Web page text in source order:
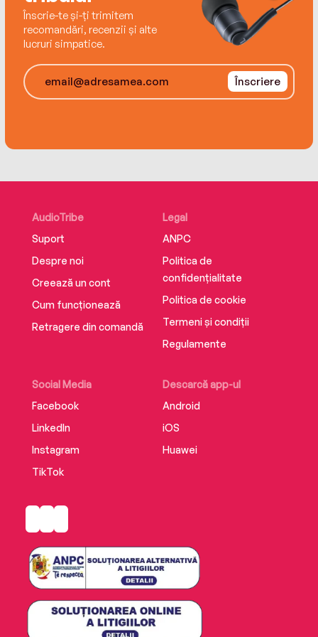
And when his beautiful rebel finds an
unconventional cause, Lockwood has to decide
if he’s willing to sacrifice everything to keep her.
Înscrie-te și-ți trimitem
recomandări, recenzii și alte
lucruri simpatice.
Înscriere
AudioTribe
Suport
Despre noi
Creează un cont
Cum funcționează
Retragere din comandă
Social Media
Facebook
LinkedIn
Instagram
TikTok
Descarcă app-ul
Android
iOS
Huawei
Legal
ANPC
Politica de
confidențialitate
Politica de cookie
Termeni și condiții
Regulamente